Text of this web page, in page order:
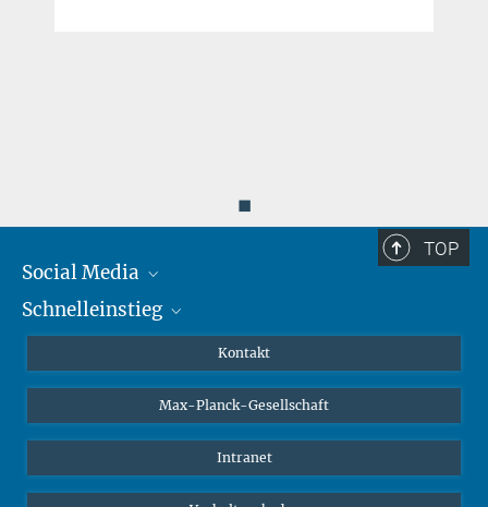
◼
TOP
Social Media
Mastodon
Schnelleinstieg
Studierende
Schüler*innen
Öffentlichkeit
Kontakt
Max-Planck-Gesellschaft
Intranet